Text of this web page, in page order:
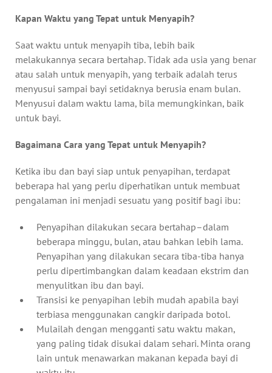
Kapan Waktu yang Tepat untuk Menyapih?
Saat waktu untuk menyapih tiba, lebih baik
melakukannya secara bertahap. Tidak ada usia yang benar
atau salah untuk menyapih, yang terbaik adalah terus
menyusui sampai bayi setidaknya berusia enam bulan.
Menyusui dalam waktu lama, bila memungkinkan, baik
untuk bayi.
Bagaimana Cara yang Tepat untuk Menyapih?
Ketika ibu dan bayi siap untuk penyapihan, terdapat
beberapa hal yang perlu diperhatikan untuk membuat
pengalaman ini menjadi sesuatu yang positif bagi ibu:
Penyapihan dilakukan secara bertahap–dalam
beberapa minggu, bulan, atau bahkan lebih lama.
Penyapihan yang dilakukan secara tiba-tiba hanya
perlu dipertimbangkan dalam keadaan ekstrim dan
menyulitkan ibu dan bayi.
Transisi ke penyapihan lebih mudah apabila bayi
terbiasa menggunakan cangkir daripada botol.
Mulailah dengan mengganti satu waktu makan,
yang paling tidak disukai dalam sehari. Minta orang
lain untuk menawarkan makanan kepada bayi di